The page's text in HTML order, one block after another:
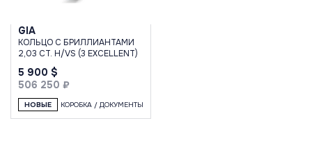
GIA
КОЛЬЦО С БРИЛЛИАНТАМИ
2,03 CT. H/VS (3 EXCELLENT)
5 900 $
506 250 ₽
НОВЫЕ КОРОБКА / ДОКУМЕНТЫ